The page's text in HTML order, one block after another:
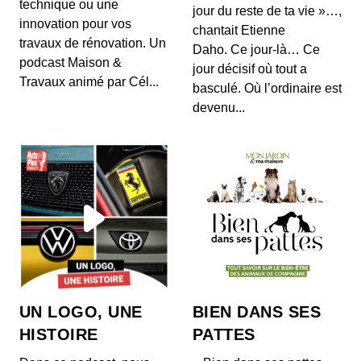
La Bonne Occaz' - Citroën C5 Aircross
Pour ce 15e épisode de La Bonne Occaz', place
au Citroën C5 Aircross. Avec ce modèle, le
La Bonne Occaz' - Renault Austral
00:09:21 - IL Y A 8 MOIS
SUV phare au sein de la gamme Renault, l'Austral
a su trouver son public chez les automobilistes....
La Bonne Occaz' - Audi TT
00:09:35 - IL Y A 1 AN
Icône allemande du monde de l’automobile, l'Audi
comme...
technique ou une
innovation pour vos
travaux de rénovation. Un
podcast Maison &
Travaux animé par Cél...
jour du reste de ta vie »…,
chantait Etienne
Daho. Ce jour-là… Ce
jour décisif où tout a
basculé. Où l’ordinaire est
devenu...
UN LOGO, UNE
HISTOIRE
BIEN DANS SES
PATTES